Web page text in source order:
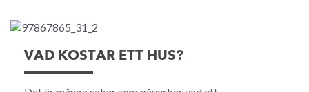
VAD KOSTAR ETT HUS?